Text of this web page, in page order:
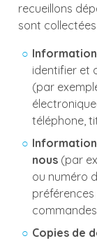
recueillons
sont collectées
identifier et
(par
téléphone,
nous (par
ou numéro
préférences
Copies de